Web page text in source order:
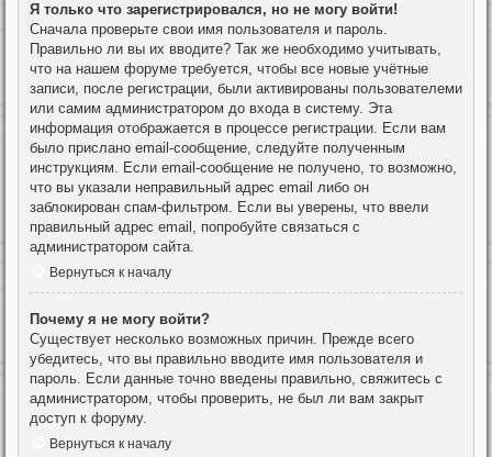
Я только что зарегистрировался, но не могу войти!
Сначала проверьте свои имя пользователя и пароль.
Правильно ли вы их вводите? Так же необходимо учитывать,
что на нашем форуме требуется, чтобы все новые учётные
записи, после регистрации, были активированы пользователеми
или самим администратором до входа в систему. Эта
информация отображается в процессе регистрации. Если вам
было прислано email-сообщение, следуйте полученным
инструкциям. Если email-сообщение не получено, то возможно,
что вы указали неправильный адрес email либо он
заблокирован спам-фильтром. Если вы уверены, что ввели
правильный адрес email, попробуйте связаться с
администратором сайта.
Вернуться к началу
Почему я не могу войти?
Существует несколько возможных причин. Прежде всего
убедитесь, что вы правильно вводите имя пользователя и
пароль. Если данные точно введены правильно, свяжитесь с
администратором, чтобы проверить, не был ли вам закрыт
доступ к форуму.
Вернуться к началу